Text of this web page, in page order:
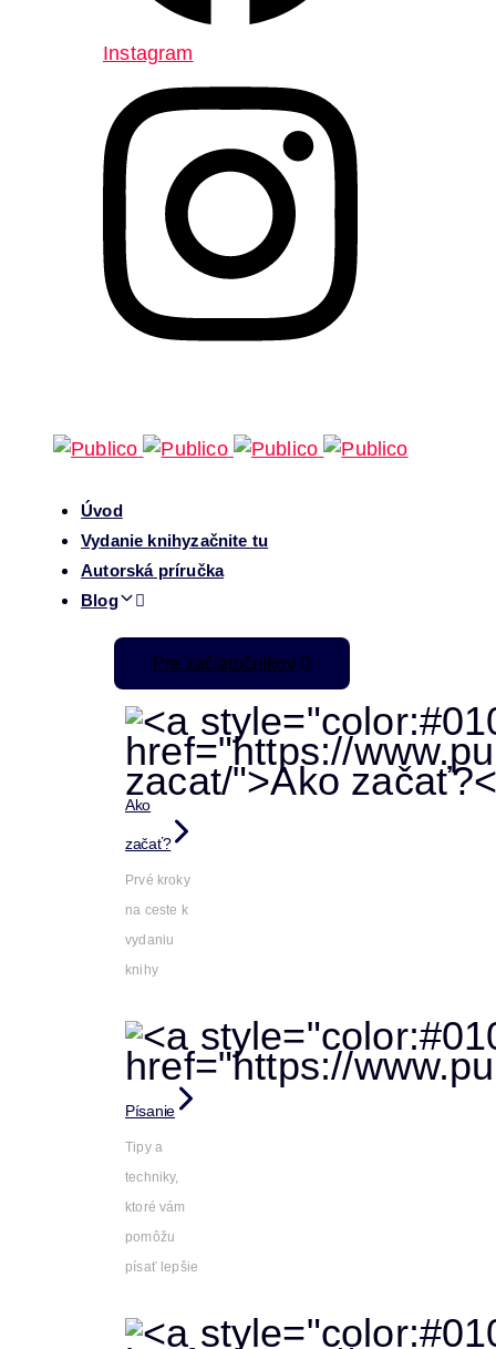
Instagram
Úvod
Vydanie knihyzačnite tu
Autorská príručka
Blog
Pre začiatočníkov
Ako
začať?
Prvé kroky
na ceste k
vydaniu
knihy
Písanie
Tipy a
techniky,
ktoré vám
pomôžu
písať lepšie